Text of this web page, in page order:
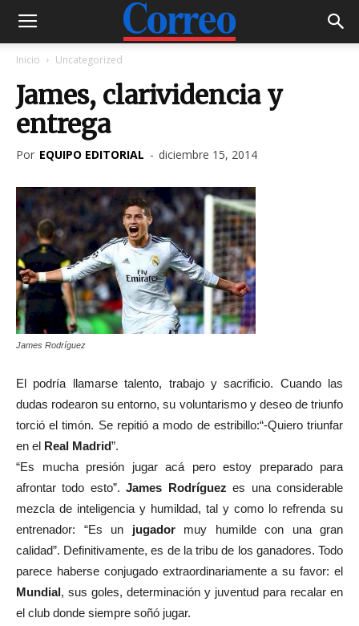
Inicio Uncategorized
James, clarividencia y
entrega
Por EQUIPO EDITORIAL - diciembre 15, 2014
James Rodríguez
El podría llamarse talento, trabajo y sacrificio. Cuando las
dudas rodearon su entorno, su voluntarismo y deseo de triunfo
torció el timón. Se repitió a modo de estribillo:“-Quiero triunfar
en el Real Madrid”.
“Es mucha presión jugar acá pero estoy preparado para
afrontar todo esto”.James Rodríguez es una considerable
mezcla de inteligencia y humildad, tal y como lo refrenda su
entrenador: “Es un jugadormuy humilde con una gran
calidad”. Definitivamente, es de la tribu de los ganadores. Todo
parece haberse conjugado extraordinariamente a su favor: el
Mundial, sus goles, determinación y juventud para recalar en
el club donde siempre soñó jugar.